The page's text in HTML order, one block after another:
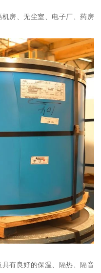
房、无尘室、电子厂、药房
有良好的保温、隔热、隔音